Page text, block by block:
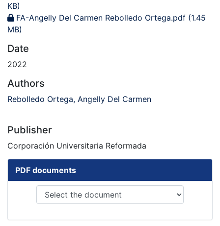
KB)
FA-Angelly Del Carmen Rebolledo Ortega.pdf (1.45
MB)
Date
2022
Authors
Rebolledo Ortega, Angelly Del Carmen
Publisher
Corporación Universitaria Reformada
PDF documents